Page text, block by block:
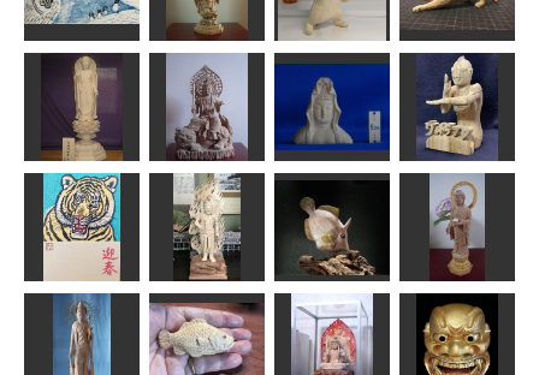
舅猿
武宝
お地蔵様
Oyaji60+α
仏像
にっさん
紙飛行機
MINI
春がきたらい
いな
すずめようこ
清凉寺式釈迦
如来立像
ちゅうさん
応援する猫さ
ん
藤枝駆男
伸び猫
波間
阿弥陀如来
天明 阿弥陀如来
文殊菩薩
ちゅうさん
大船白衣観音
上半身像
ta-chann
ウルトラマン
俊造
年賀状「寅」3